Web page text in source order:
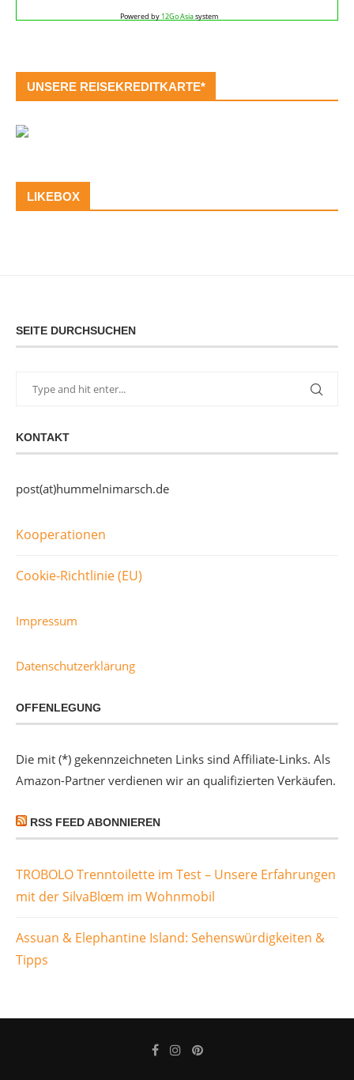
Powered by 12Go Asiasystem
UNSERE REISEKREDITKARTE*
LIKEBOX
SEITE DURCHSUCHEN
KONTAKT
post(at)hummelnimarsch.de
Kooperationen
Cookie-Richtlinie (EU)
Impressum
Datenschutzerklärung
OFFENLEGUNG
Die mit (*) gekennzeichneten Links sind Affiliate-Links. Als
Amazon-Partner verdienen wir an qualifizierten Verkäufen.
RSS FEED ABONNIEREN
TROBOLO Trenntoilette im Test – Unsere Erfahrungen
mit der SilvaBlœm im Wohnmobil
Assuan & Elephantine Island: Sehenswürdigkeiten &
Tipps